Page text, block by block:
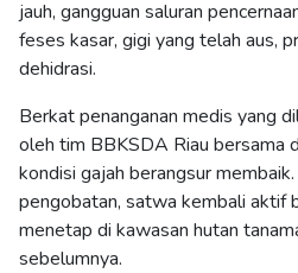
jauh, gangguan saluran
feses kasar, gigi yang telah aus,
dehidrasi.
Berkat penanganan medis yang
oleh tim BBKSDA Riau bersama
kondisi gajah berangsur
pengobatan, satwa kembali aktif
menetap di kawasan hutan
sebelumnya.